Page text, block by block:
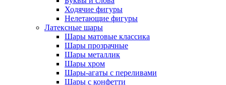
Ходячие фигуры
Нелетающие фигуры
Латексные шары
Шары матовые классика
Шары прозрачные
Шары металлик
Шары хром
Шары-агаты с переливами
Шары с конфетти